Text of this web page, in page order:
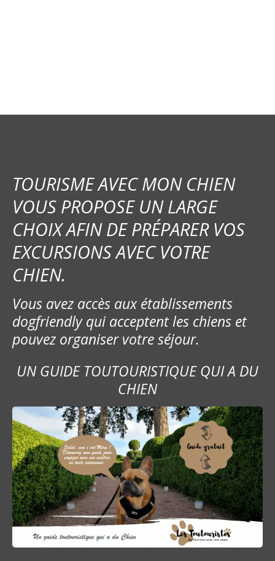
i
n
d
e
s
m
e
s
s
a
e
s
TOURISME AVEC MON CHIEN
VOUS PROPOSE UN LARGE
CHOIX AFIN DE PRÉPARER VOS
EXCURSIONS AVEC VOTRE
CHIEN.
Vous avez accès aux établissements
dogfriendly qui acceptent les chiens et
pouvez organiser votre séjour.
UN GUIDE TOUTOURISTIQUE QUI A DU
CHIEN